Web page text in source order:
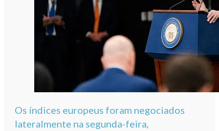
Os índices europeus foram negociados
lateralmente na segunda-feira,